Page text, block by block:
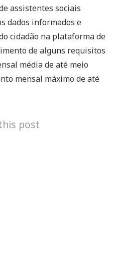
assistentes sociais
dados informados e
cidadão na plataforma de
de alguns requisitos
média de até meio
mensal máximo de até
post